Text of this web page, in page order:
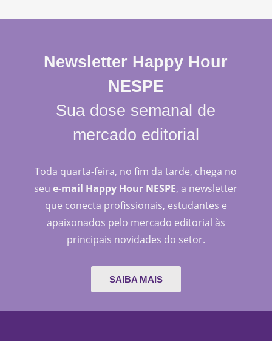
Newsletter Happy Hour
NESPE
Sua dose semanal de
mercado editorial
Toda quarta-feira, no fim da tarde, chega no
seue-mail Happy Hour NESPE, a newsletter
que conecta profissionais, estudantes e
apaixonados pelo mercado editorial às
principais novidades do setor.
SAIBA MAIS